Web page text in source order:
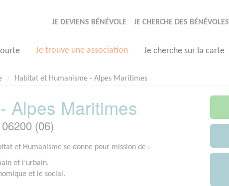
JE DEVIENS BÉNÉVOLE JE CHERCHE DES BÉNÉVOLES
Je trouve une association Je cherche sur la carte
Habitat et Humanisme - Alpes Maritimes
Alpes Maritimes
(06)
et Humanisme se donne pour mission de :
et l’urbain,
et le social.